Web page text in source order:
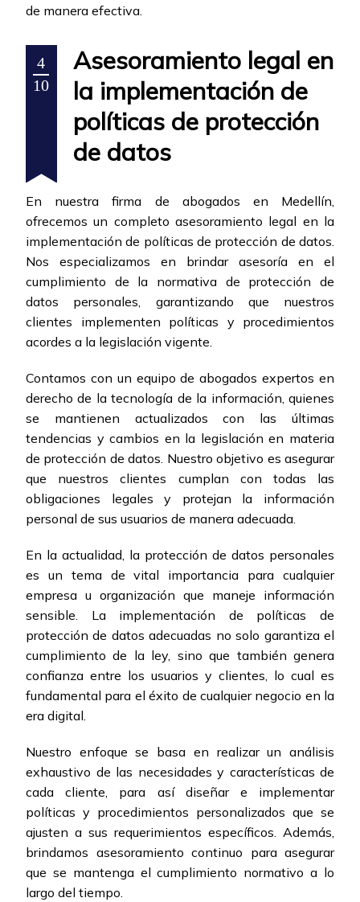
de manera efectiva.
4
10
Asesoramiento legal en
la implementación de
políticas de protección
de datos
En nuestra firma de abogados en Medellín,
ofrecemos un completo asesoramiento legal en la
implementación de políticas de protección de datos.
Nos especializamos en brindar asesoría en el
cumplimiento de la normativa de protección de
datos personales, garantizando que nuestros
clientes implementen políticas y procedimientos
acordes a la legislación vigente.
Contamos con un equipo de abogados expertos en
derecho de la tecnología de la información, quienes
se mantienen actualizados con las últimas
tendencias y cambios en la legislación en materia
de protección de datos. Nuestro objetivo es asegurar
que nuestros clientes cumplan con todas las
obligaciones legales y protejan la información
personal de sus usuarios de manera adecuada.
En la actualidad, la protección de datos personales
es un tema de vital importancia para cualquier
empresa u organización que maneje información
sensible. La implementación de políticas de
protección de datos adecuadas no solo garantiza el
cumplimiento de la ley, sino que también genera
confianza entre los usuarios y clientes, lo cual es
fundamental para el éxito de cualquier negocio en la
era digital.
Nuestro enfoque se basa en realizar un análisis
exhaustivo de las necesidades y características de
cada cliente, para así diseñar e implementar
políticas y procedimientos personalizados que se
ajusten a sus requerimientos específicos. Además,
brindamos asesoramiento continuo para asegurar
que se mantenga el cumplimiento normativo a lo
largo del tiempo.